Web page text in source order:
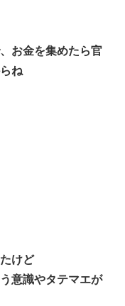
お金を集めたら官
ね
けど
意識やタテマエが